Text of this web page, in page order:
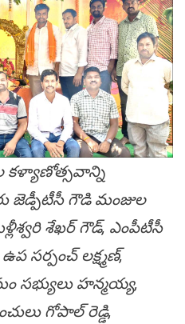
క‌ళ్యాణోత్స‌వాన్ని
జెడ్పీటీసీ గౌడి మంజుల
శేఖ‌ర్ గౌడ్, ఎంపీటీసీ
ల‌క్ష్మ‌ణ్,
స‌భ్యులు హ‌న్మ‌య్య‌,
గోపాల్ రెడ్డి,